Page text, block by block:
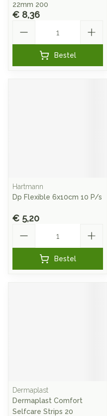
22mm 200
€ 8,36
Bestel
Hartmann
Dp Flexible 6x10cm 10 P/s
€ 5,20
Bestel
Dermaplast
Dermaplast Comfort
Selfcare Strips 20